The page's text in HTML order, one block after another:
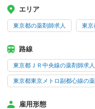
エリア
東京都の薬剤師求人 東京
路線
東京都ＪＲ中央線の薬剤師求人
東京都東京メトロ副都心線の
雇用形態